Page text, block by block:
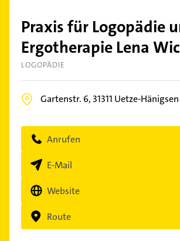
Praxis für Logopädie
Ergotherapie Lena
LOGOPÄDIE
Gartenstr. 6, 31311 Uetze-Hänigsen
Anrufen
E-Mail
Website
Route